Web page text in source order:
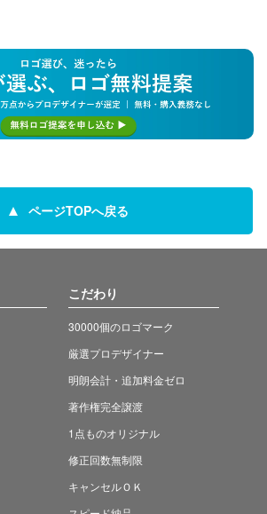
ページTOPへ戻る
こだわり
30000個のロゴマーク
厳選プロデザイナー
明朗会計・追加料金ゼロ
著作権完全譲渡
1点ものオリジナル
修正回数無制限
キャンセルＯＫ